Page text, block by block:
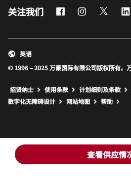
查看供应情
关注我们 FacebookInstagram
Twitter
© 1996 – 2025 万豪国际有限公司版权所有。
英语
招贤纳士 使用条款 计划细则及条款
数字化无障碍设计
网站地图 打开新窗
帮助